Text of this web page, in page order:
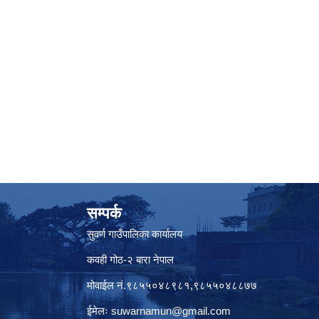
सम्पर्क
सुवर्ण गाउँपालिका कार्यालय
कवही गोठ-२ बारा नेपाल
मोवाईल नं.९८५५०४८९८१,९८५५०४८८७७
ईमेलः suwarnamun@gmail.com